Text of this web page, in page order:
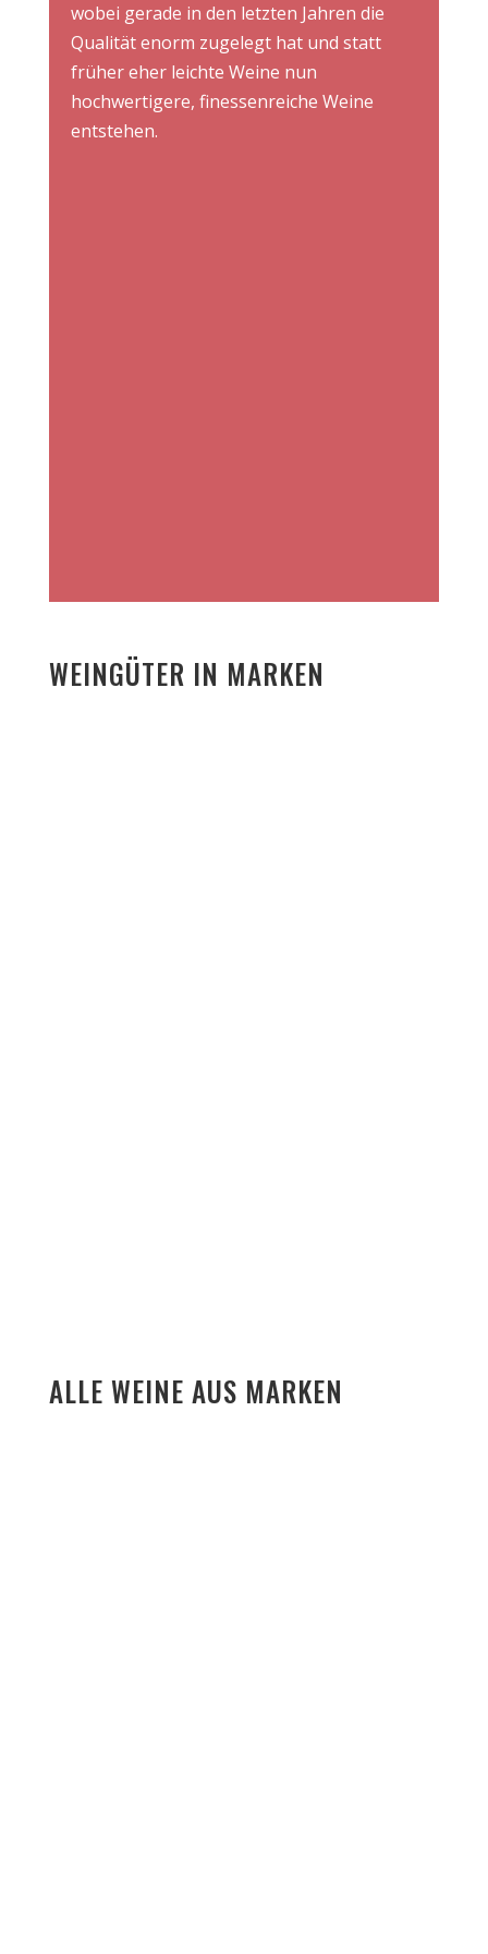
wobei gerade in den letzten Jahren die
Qualität enorm zugelegt hat und statt
früher eher leichte Weine nun
hochwertigere, finessenreiche Weine
entstehen.
WEINGÜTER IN MARKEN
ALLE WEINE AUS MARKEN